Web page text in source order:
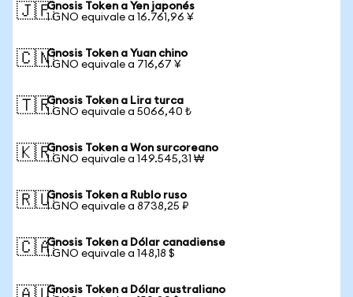
🇯🇵Gnosis Token a Yen japonés
1 GNO equivale a 16.761,96 ¥
🇨🇳Gnosis Token a Yuan chino
1 GNO equivale a 716,67 ¥
🇹🇷Gnosis Token a Lira turca
1 GNO equivale a 5066,40 ₺
🇰🇷Gnosis Token a Won surcoreano
1 GNO equivale a 149.545,31 ₩
🇷🇺Gnosis Token a Rublo ruso
1 GNO equivale a 8738,25 ₽
🇨🇦Gnosis Token a Dólar canadiense
1 GNO equivale a 148,18 $
Gnosis Token a Dólar australiano